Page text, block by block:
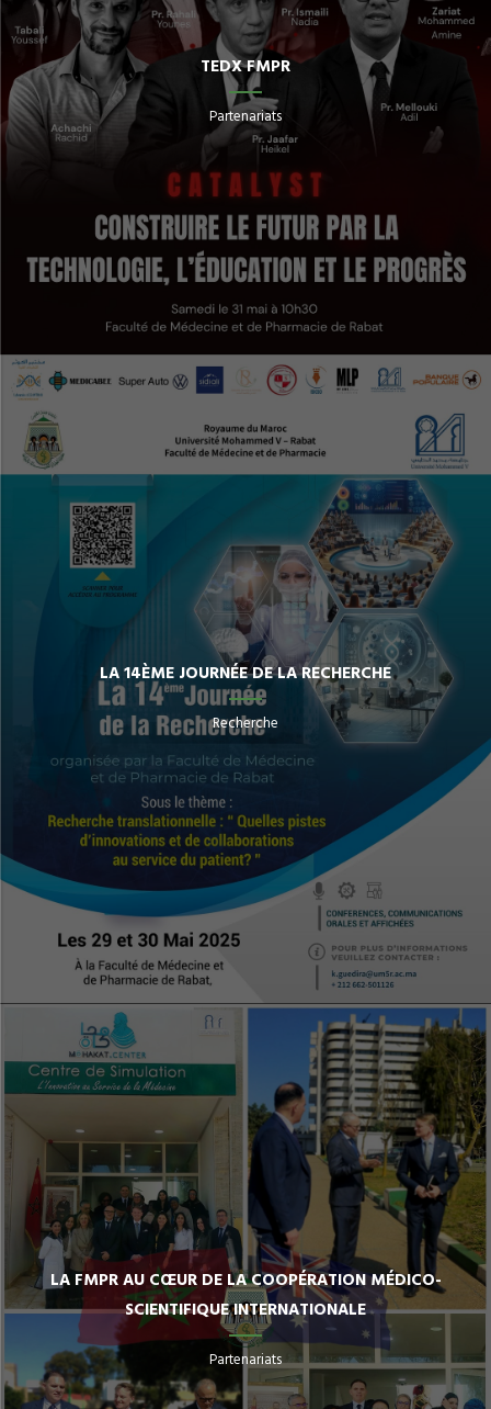
TEDX FMPR
Partenariats
LA 14ÈME JOURNÉE DE LA RECHERCHE
Recherche
LA FMPR AU CŒUR DE LA COOPÉRATION MÉDICO-
SCIENTIFIQUE INTERNATIONALE
Partenariats